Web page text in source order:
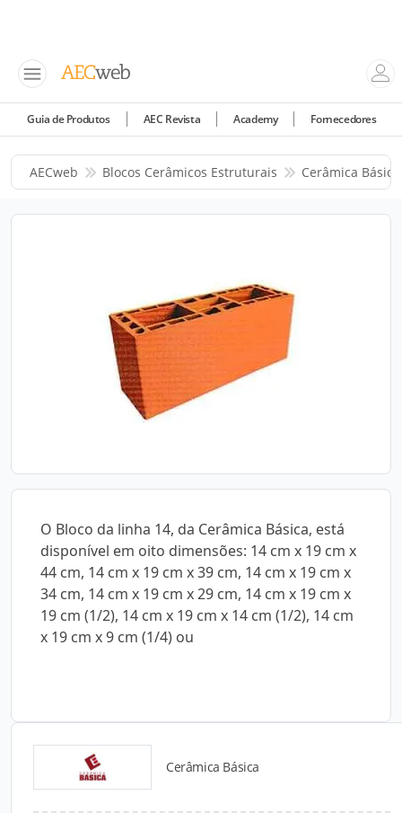
Guia de Produtos AEC Revista Academy Fornecedores
AECweb Blocos Cerâmicos Estruturais Cerâmica Básica
O Bloco da linha 14, da Cerâmica Básica, está
disponível em oito dimensões: 14 cm x 19 cm x
44 cm, 14 cm x 19 cm x 39 cm, 14 cm x 19 cm x
34 cm, 14 cm x 19 cm x 29 cm, 14 cm x 19 cm x
19 cm (1/2), 14 cm x 19 cm x 14 cm (1/2), 14 cm
x 19 cm x 9 cm (1/4) ou
Cerâmica Básica
Catálogos para Download